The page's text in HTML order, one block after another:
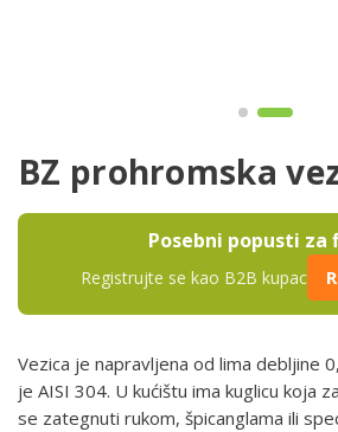
BZ prohromska
Posebni popusti za
Registrujte se kao B2B kupac
Vezica je napravljena od lima debljine
je AISI 304. U kućištu ima kuglicu koja
se zategnuti rukom, špicanglama ili